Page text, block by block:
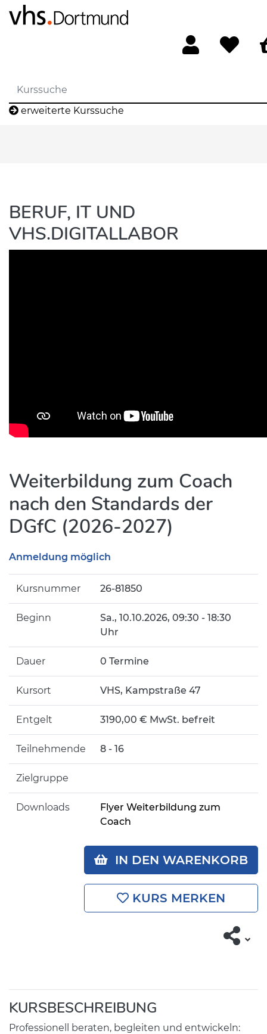
erweiterte Kurssuche
BERUF, IT UND
VHS.DIGITALLABOR
Weiterbildung zum Coach
nach den Standards der
DGfC (2026-2027)
Anmeldung möglich
Kursnummer 26-81850
Beginn Sa., 10.10.2026, 09:30 - 18:30
Uhr
Dauer 0 Termine
Kursort VHS, Kampstraße 47
Entgelt 3190,00 € MwSt. befreit
Teilnehmende 8 - 16
Zielgruppe
Downloads
Flyer Weiterbildung zum
Coach
IN DEN WARENKORB
KURS MERKEN
KURSBESCHREIBUNG
Professionell beraten, begleiten und entwickeln: